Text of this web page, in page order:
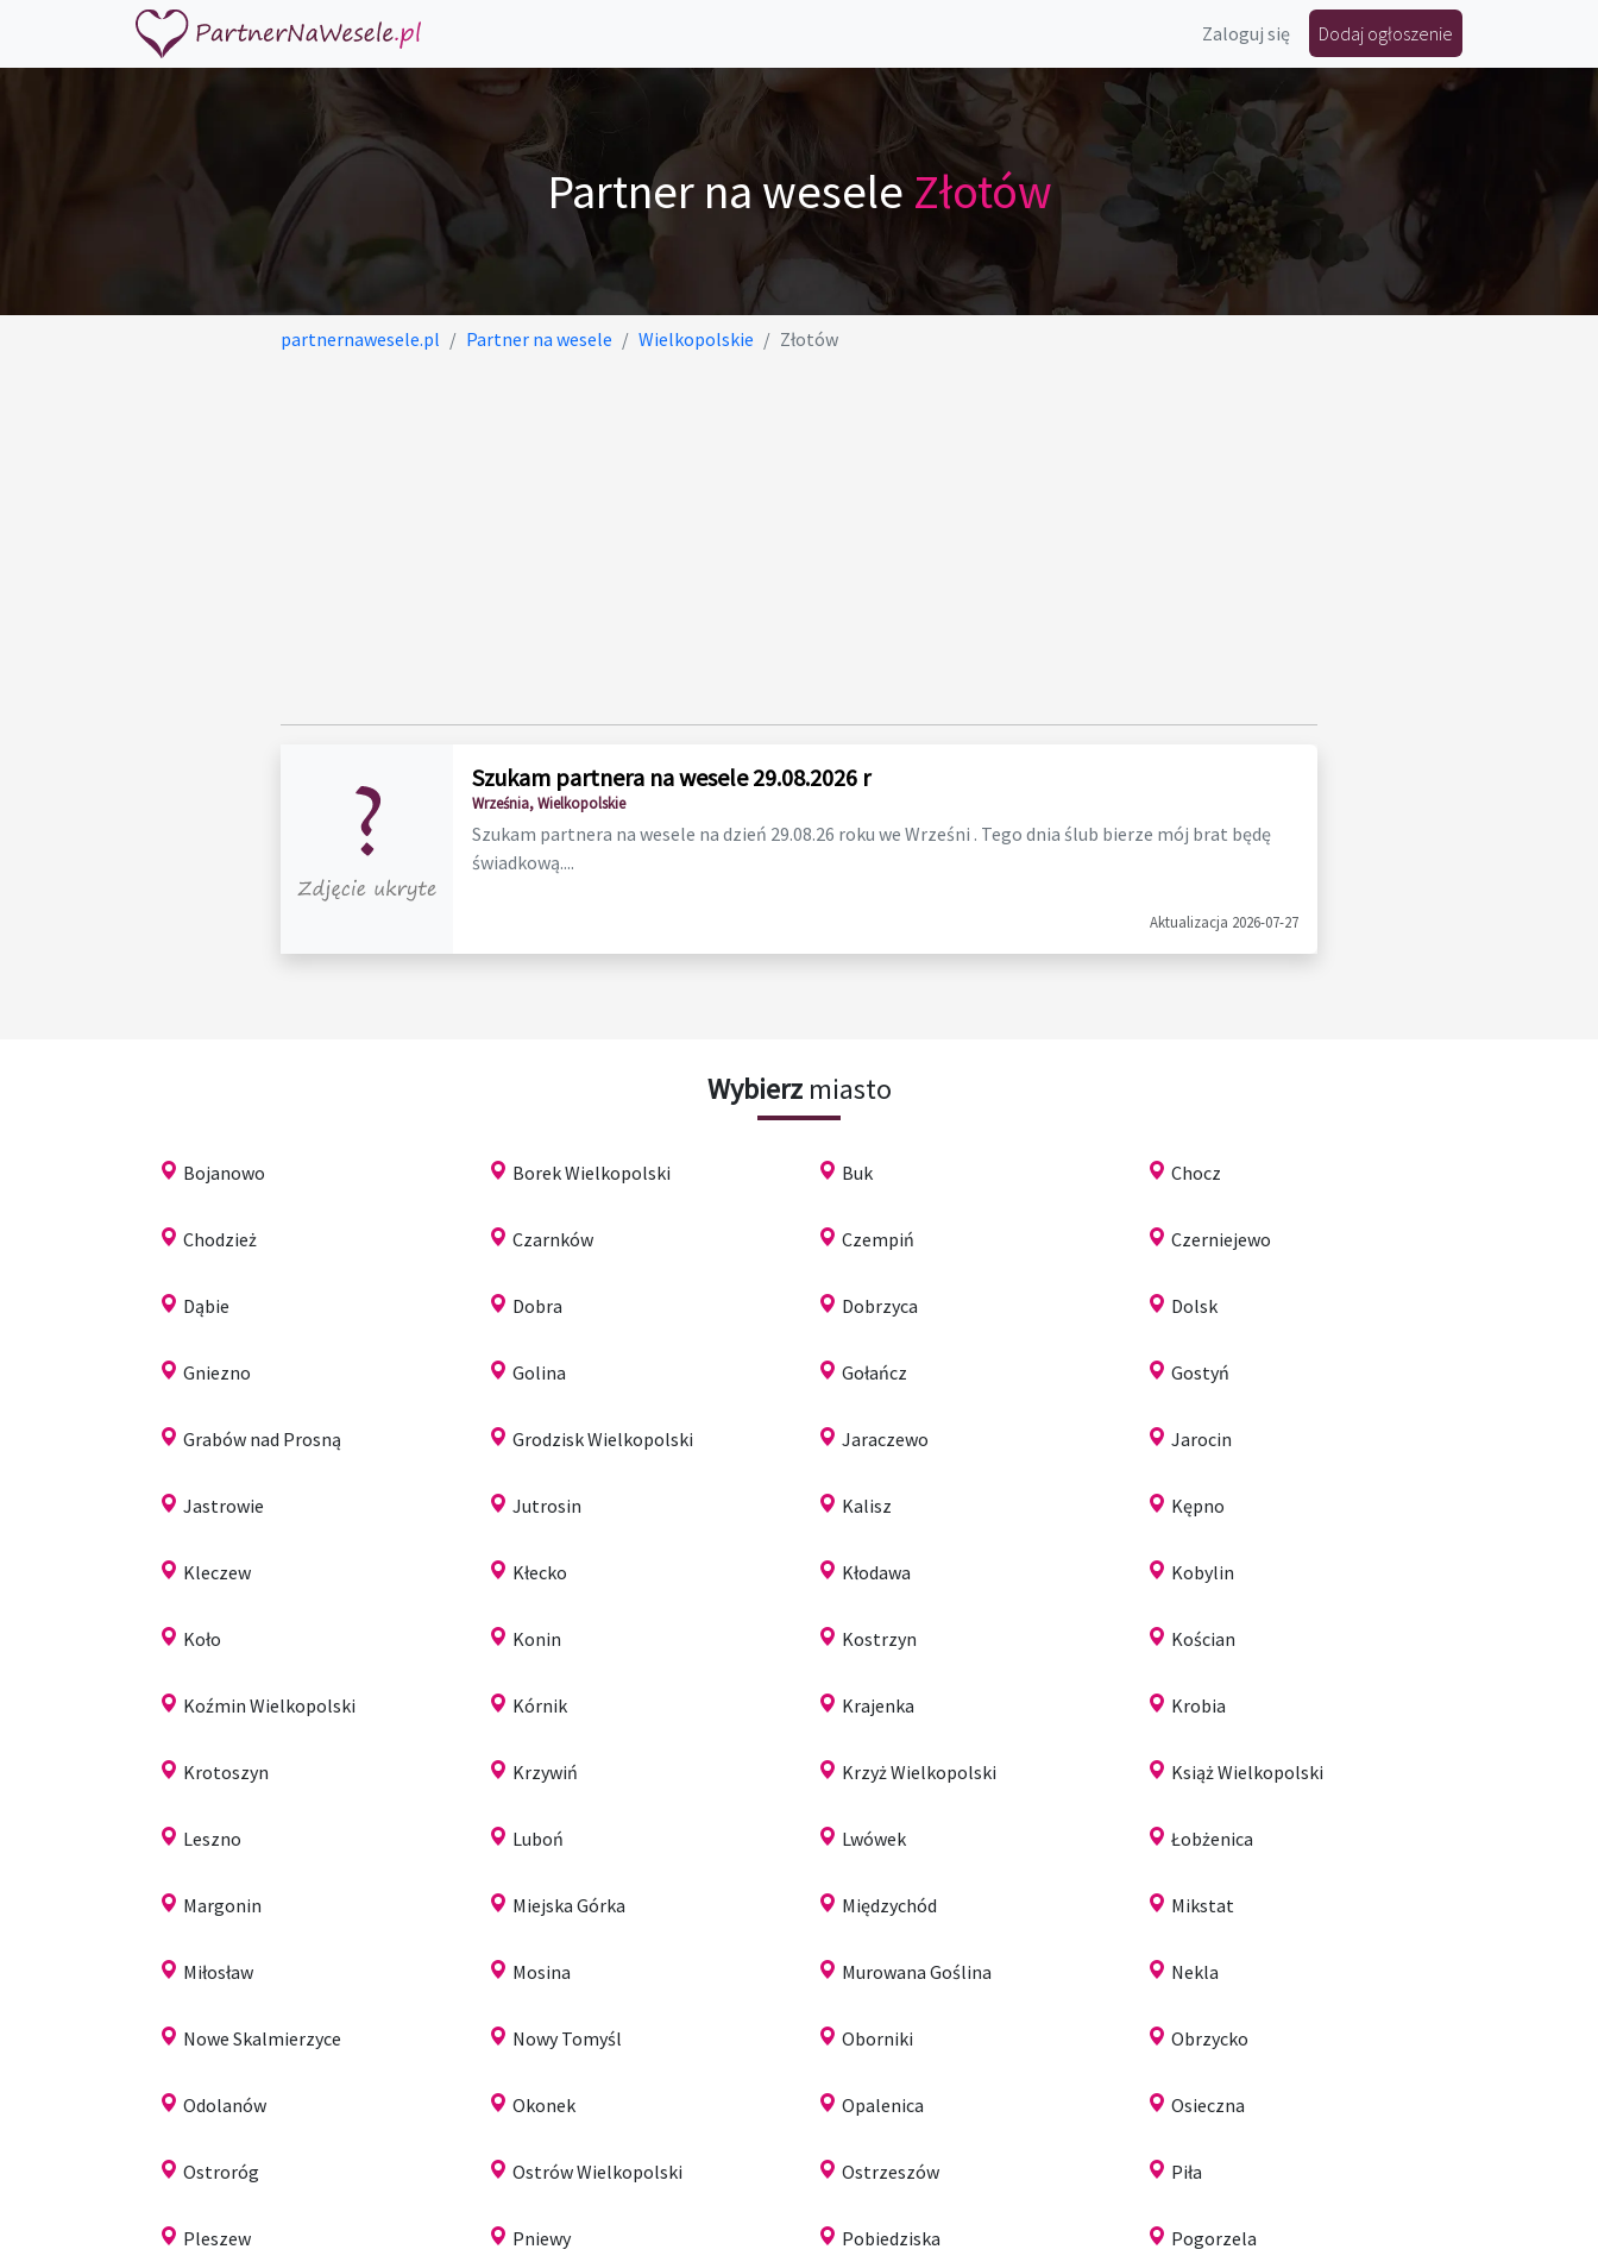
Zaloguj się Dodaj ogłoszenie
Partner na wesele Złotów
partnernawesele.pl Partner na wesele Wielkopolskie Złotów
Szukam partnera na wesele 29.08.2026 r
Września, Wielkopolskie
Szukam partnera na wesele na dzień 29.08.26 roku we Wrześni . Tego dnia ślub bierze mój brat będę
świadkową....
Aktualizacja 2026-07-27
Wybierzmiasto
Bojanowo Borek Wielkopolski Buk Chocz
Chodzież Czarnków Czempiń Czerniejewo
Dąbie Dobra Dobrzyca Dolsk
Gniezno Golina Gołańcz Gostyń
Grabów nad Prosną Grodzisk Wielkopolski Jaraczewo Jarocin
Jastrowie Jutrosin Kalisz Kępno
Kleczew Kłecko Kłodawa Kobylin
Koło Konin Kostrzyn Kościan
Koźmin Wielkopolski Kórnik Krajenka Krobia
Krotoszyn Krzywiń Krzyż Wielkopolski Książ Wielkopolski
Leszno Luboń Lwówek Łobżenica
Margonin Miejska Górka Międzychód Mikstat
Miłosław Mosina Murowana Goślina Nekla
Nowe Skalmierzyce Nowy Tomyśl Oborniki Obrzycko
Odolanów Okonek Opalenica Osieczna
Ostroróg Ostrów Wielkopolski Ostrzeszów Piła
Pleszew Pniewy Pobiedziska Pogorzela